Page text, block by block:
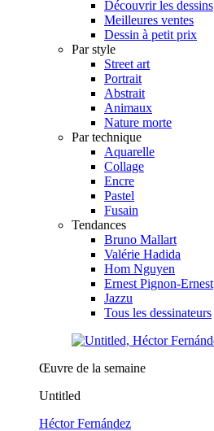
Découvrir les dessins
Meilleures ventes
Dessin à petit prix
Par style
Street art
Portrait
Abstrait
Animaux
Nature morte
Par technique
Aquarelle
Collage
Encre
Pastel
Fusain
Tendances
Bruno Mallart
Valérie Hadida
Hom Nguyen
Ernest Pignon-Ernest
Jazzu
Tous les dessinateurs
Œuvre de la semaine
Untitled
Héctor Fernández